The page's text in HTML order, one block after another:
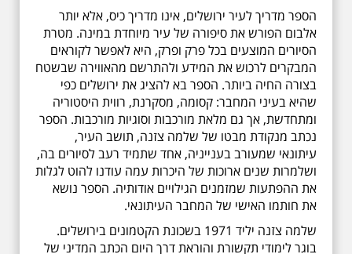
הספר מדריך לעיר ירושלים, אינו מדריך כיס, אלא יותר
אלבום הפורש את סיפורה של עיר מיוחדת במינה. מטרת
הסיורים המוצעים בכל פרק ופרק, היא לאפשר לקוראים
המבקרים לרכוש את המידע ולהתרשם מהאווירה שבשטח
בצורה החיה ביותר. הספר בא להציג את ירושלים כפי
שהיא בעיני המחבר: קסומה, מסקרנת, רווית היסטוריה
ומתחדשת, אך גם מלאת מורכבות וסוגיות מורכבות. הספר
נכתב מנקודת מבטו של שלמה צזנה, תושב העיר,
עיתונאי שמעורב בענייניה, אחד שתמיד רעב לסיורים בה,
ושלמרות שנים ארוכות של היכרות עמה עודנו להוט לגלות
את ההפתעות שמזמנים הגילויים אודותיה. הספר נושא
את חותמו האישי של המחבר העיתונאי.
שלמה צזנה יליד 1971 בשכונת הקטמונים בירושלים.
בוגר לימודי תקשורת והוראת דרך היום הכתב המדיני של